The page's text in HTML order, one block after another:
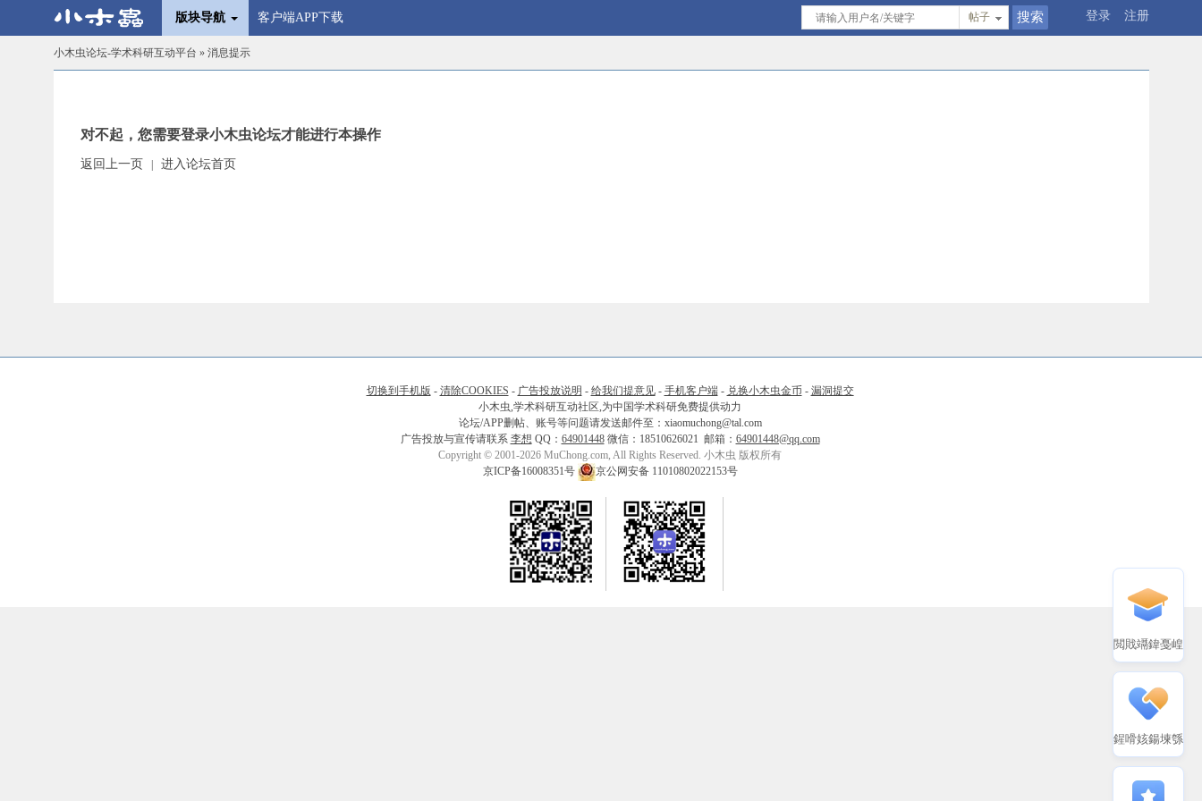
版块导航 客户端APP下载 登录 注册
帖子
小木虫论坛-学术科研互动平台 » 消息提示
对不起，您需要登录小木虫论坛才能进行本操作
返回上一页 进入论坛首页
切换到手机版 - 清除COOKIES - 广告投放说明 - 给我们提意见- 手机客户端- 兑换小木虫金币 - 漏洞提交
小木虫,学术科研互动社区,为中国学术科研免费提供动力
论坛/APP删帖、账号等问题请发送邮件至：xiaomuchong@tal.com
广告投放与宣传请联系 李想 QQ： 64901448微信：18510626021 邮箱： 64901448@qq.com
Copyright © 2001-2026 MuChong.com, All Rights Reserved. 小木虫 版权所有
京ICP备16008351号
京公网安备 11010802022153号
閲戝竵鍏戞崲
鍟嗗姟鍚堜綔